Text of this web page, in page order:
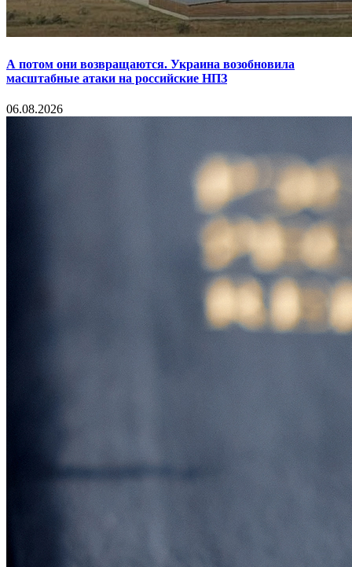
А потом они возвращаются. Украина возобновила
масштабные атаки на российские НПЗ
06.08.2026